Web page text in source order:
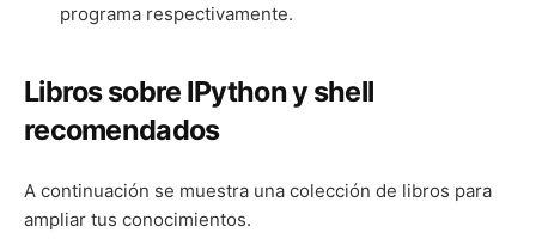
programa respectivamente.
Libros sobre IPython y shell
recomendados
A continuación se muestra una colección de libros para
ampliar tus conocimientos.